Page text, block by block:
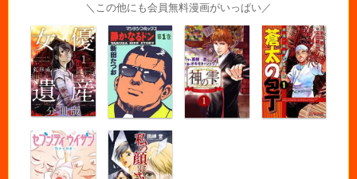
＼この他にも会員無料漫画がいっぱい／